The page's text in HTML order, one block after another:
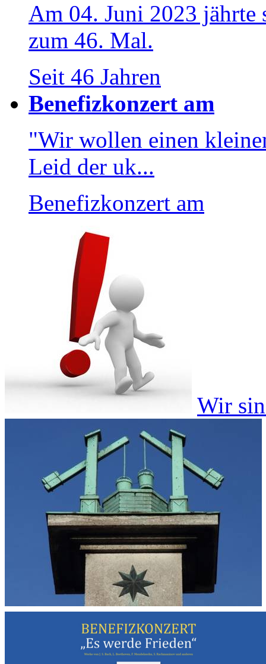
Am 04. Juni 2023 jährte
zum 46. Mal.
Seit 46 Jahren
Benefizkonzert am
"Wir wollen einen
Leid der uk...
Benefizkonzert am
Wir